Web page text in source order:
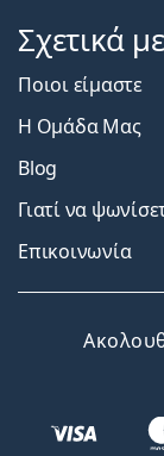
Σχετικά
Ποιοι είμαστε
Η Ομάδα Μας
Blog
Γιατί να
Επικοινωνία